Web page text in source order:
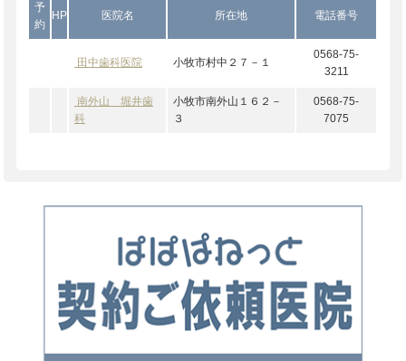
予
約
HP 医院名 所在地 電話番号
田中歯科医院 小牧市村中２７－１
0568-75-
3211
南外山 堀井歯
科
小牧市南外山１６２－
３
0568-75-
7075